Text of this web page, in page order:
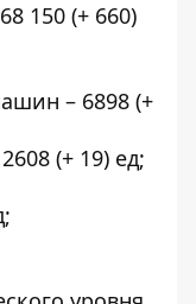
150 (+ 660)
– 6898 (+
(+ 19) ед;